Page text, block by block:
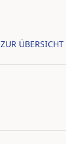
ÜBERSICHT